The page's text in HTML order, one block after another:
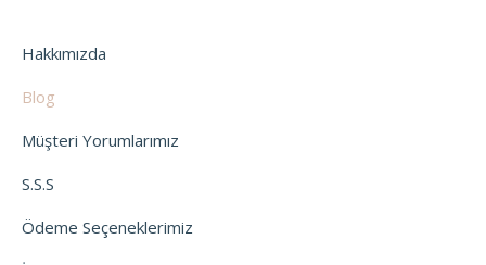
Hakkımızda
Blog
Müşteri Yorumlarımız
S.S.S
Ödeme Seçeneklerimiz